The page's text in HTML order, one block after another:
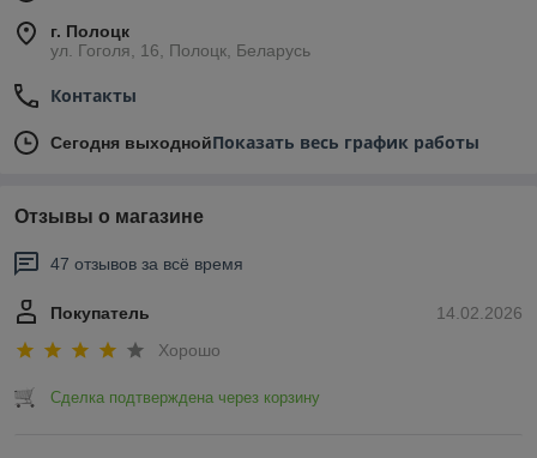
г. Полоцк
ул. Гоголя, 16, Полоцк, Беларусь
Контакты
Сегодня выходнойПоказать весь график работы
Отзывы о магазине
47 отзывов за всё время
14.02.2026
Покупатель
Хорошо
Сделка подтверждена через корзину